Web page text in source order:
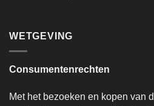
WETGEVING
Consumentenrechten
Met het bezoeken en kopen van